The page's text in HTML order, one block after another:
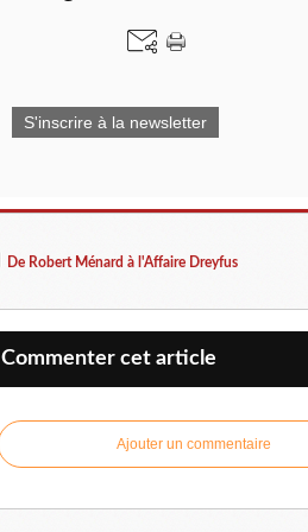
S'inscrire à la newsletter
De Robert Ménard à l'Affaire Dreyfus
Commenter cet article
Ajouter un commentaire